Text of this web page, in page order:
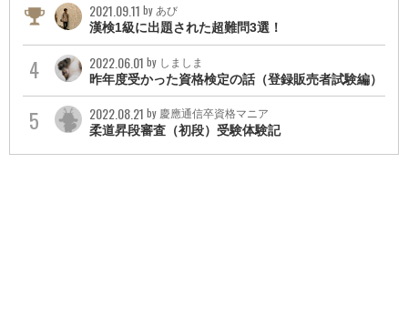
2021.09.11 by あび
漢検1級に出題された超難問3選！
2022.06.01 by しましま
昨年度受かった資格検定の話（登録販売者試験編）
2022.08.21 by 慶應通信卒資格マニア
柔道昇段審査（初段）受験体験記